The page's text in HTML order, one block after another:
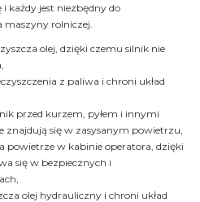
i każdy jest niezbędny do
maszyny rolniczej.
olej, dzięki czemu silnik nie
z paliwa i chroni układ
przed kurzem, pyłem i innymi
znajdują się w zasysanym powietrzu,
powietrze w kabinie operatora, dzięki
się w bezpiecznych i
olej hydrauliczny i chroni układ